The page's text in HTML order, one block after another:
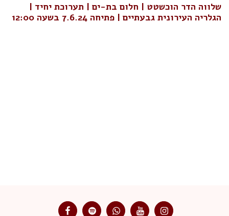
שלווה הדר הוכשטט | חלום בת-ים | תערוכת יחיד |
הגלריה העירונית גבעתיים | פתיחה 7.6.24 בשעה 12:00